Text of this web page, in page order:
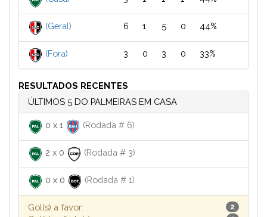
(Geral) 6 1 5 0 44%
(Fora) 3 0 3 0 33%
RESULTADOS RECENTES
ÚLTIMOS 5 DO PALMEIRAS EM CASA
0 x 1 (Rodada # 6)
2 x 0 (Rodada # 3)
0 x 0 (Rodada # 1)
Gol(s) a favor: 2